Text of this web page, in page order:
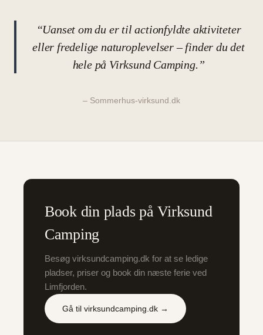
“Uanset om du er til actionfyldte aktiviteter
eller fredelige naturoplevelser – finder du det
hele på Virksund Camping.”
– Sommerhus-virksund.dk
Book din plads på Virksund
Camping
Besøg virksundcamping.dk for at se ledige
pladser, priser og book din næste ferie ved
Limfjorden.
Gå til virksundcamping.dk →